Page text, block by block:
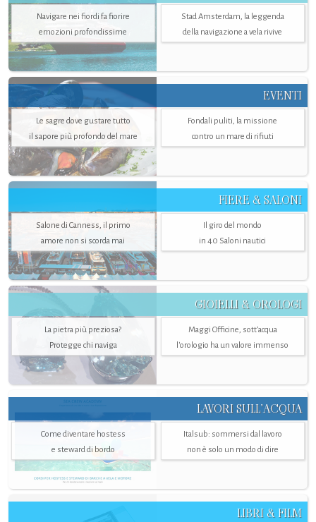
Navigare nei fiordi fa fiorire
emozioni profondissime
Stad Amsterdam, la leggenda
della navigazione a vela rivive
EVENTI
Le sagre dove gustare tutto
il sapore più profondo del mare
Fondali puliti, la missione
contro un mare di rifiuti
FIERE & SALONI
Salone di Canness, il primo
amore non si scorda mai
Il giro del mondo
in 40 Saloni nautici
GIOIELLI & OROLOGI
La pietra più preziosa?
Protegge chi naviga
Maggi Officine, sott’acqua
l'orologio ha un valore immenso
LAVORI SULL’ACQUA
Come diventare hostess
e steward di bordo
Italsub: sommersi dal lavoro
non è solo un modo di dire
LIBRI & FILM